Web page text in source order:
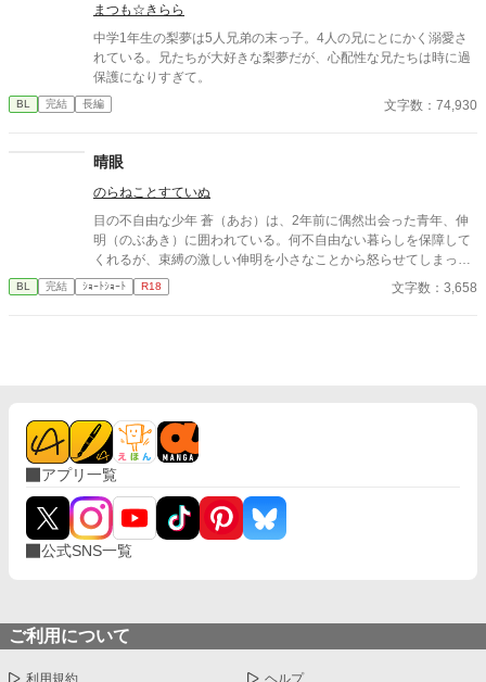
官。 感情を見せない軍人。静かな視線で相手を見定める。 リュシ
アン・モロー 敵国の諜報員。 捕虜の立場でありながら、白状では
なく契約を持ち出す男。 軽口と皮肉を武器にする。
まつも☆きらら
中学1年生の梨夢は5人兄弟の末っ子。4人の兄にとにかく溺愛さ
れている。兄たちが大好きな梨夢だが、心配性な兄たちは時に過
保護になりすぎて。
BL 完結 長編 文字数：74,930
晴眼
のらねことすていぬ
目の不自由な少年 蒼（あお）は、2年前に偶然出会った青年、伸
明（のぶあき）に囲われている。何不自由ない暮らしを保障して
くれるが、束縛の激しい伸明を小さなことから怒らせてしまっ
て……。
BL 完結 ｼｮｰﾄｼｮｰﾄ R18 文字数：3,658
アプリ一覧
公式SNS一覧
ご利用について
利用規約 ヘルプ